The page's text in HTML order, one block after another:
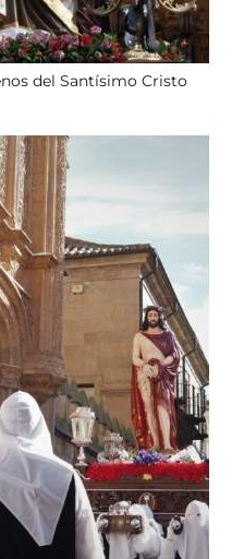
del Santísimo Cristo